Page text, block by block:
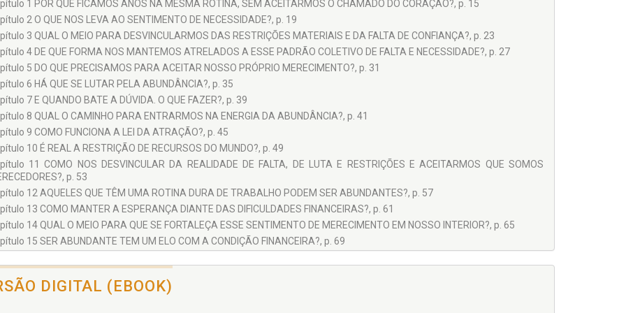
1 POR QUE FICAMOS ANOS NA MESMA ROTINA, SEM ACEITARMOS O CHAMADO DO CORAÇÃO?, p. 15
2 O QUE NOS LEVA AO SENTIMENTO DE NECESSIDADE?, p. 19
3 QUAL O MEIO PARA DESVINCULARMOS DAS RESTRIÇÕES MATERIAIS E DA FALTA DE CONFIANÇA?, p. 23
4 DE QUE FORMA NOS MANTEMOS ATRELADOS A ESSE PADRÃO COLETIVO DE FALTA E NECESSIDADE?, p. 27
5 DO QUE PRECISAMOS PARA ACEITAR NOSSO PRÓPRIO MERECIMENTO?, p. 31
6 HÁ QUE SE LUTAR PELA ABUNDÂNCIA?, p. 35
7 E QUANDO BATE A DÚVIDA. O QUE FAZER?, p. 39
8 QUAL O CAMINHO PARA ENTRARMOS NA ENERGIA DA ABUNDÂNCIA?, p. 41
9 COMO FUNCIONA A LEI DA ATRAÇÃO?, p. 45
10 É REAL A RESTRIÇÃO DE RECURSOS DO MUNDO?, p. 49
11 COMO NOS DESVINCULAR DA REALIDADE DE FALTA, DE LUTA E RESTRIÇÕES E ACEITARMOS QUE SOMOS
p. 53
12 AQUELES QUE TÊM UMA ROTINA DURA DE TRABALHO PODEM SER ABUNDANTES?, p. 57
13 COMO MANTER A ESPERANÇA DIANTE DAS DIFICULDADES FINANCEIRAS?, p. 61
14 QUAL O MEIO PARA QUE SE FORTALEÇA ESSE SENTIMENTO DE MERECIMENTO EM NOSSO INTERIOR?, p. 65
15 SER ABUNDANTE TEM UM ELO COM A CONDIÇÃO FINANCEIRA?, p. 69
18 A ABUNDÂNCIA É UM SENTIMENTO, UM ESTADO?, p. 81
DIGITAL (EBOOK)